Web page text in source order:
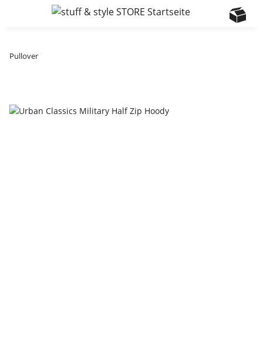
Pullover